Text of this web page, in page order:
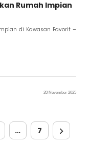
Rumah Impian
di Kawasan Favorit –
20 November 2025
… 7